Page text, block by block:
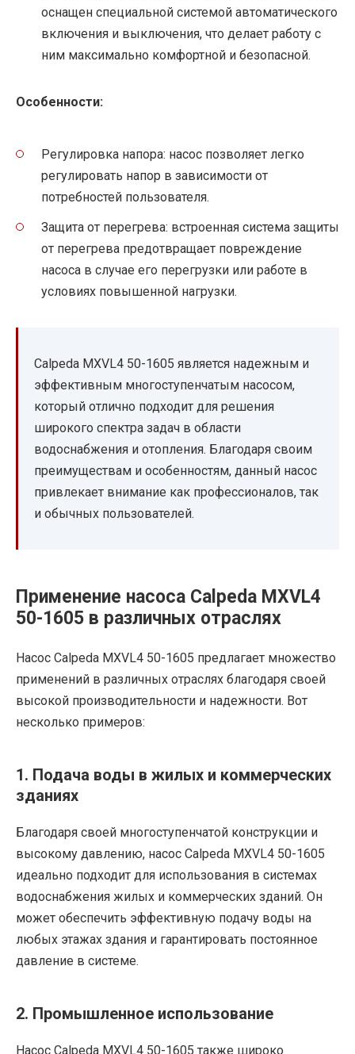
оснащен специальной системой автоматического
включения и выключения, что делает работу с
ним максимально комфортной и безопасной.
Особенности:
Регулировка напора: насос позволяет легко
регулировать напор в зависимости от
потребностей пользователя.
Защита от перегрева: встроенная система защиты
от перегрева предотвращает повреждение
насоса в случае его перегрузки или работе в
условиях повышенной нагрузки.
Calpeda MXVL4 50-1605 является надежным и
эффективным многоступенчатым насосом,
который отлично подходит для решения
широкого спектра задач в области
водоснабжения и отопления. Благодаря своим
преимуществам и особенностям, данный насос
привлекает внимание как профессионалов, так
и обычных пользователей.
Применение насоса Calpeda MXVL4
50-1605 в различных отраслях
Насос Calpeda MXVL4 50-1605 предлагает множество
применений в различных отраслях благодаря своей
высокой производительности и надежности. Вот
несколько примеров:
1. Подача воды в жилых и коммерческих
зданиях
Благодаря своей многоступенчатой конструкции и
высокому давлению, насос Calpeda MXVL4 50-1605
идеально подходит для использования в системах
водоснабжения жилых и коммерческих зданий. Он
может обеспечить эффективную подачу воды на
любых этажах здания и гарантировать постоянное
давление в системе.
2. Промышленное использование
Насос Calpeda MXVL4 50-1605 также широко